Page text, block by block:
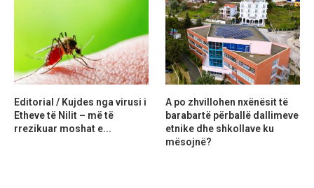
Editorial / Kujdes nga virusi i
Etheve të Nilit – më të
rrezikuar moshat e...
A po zhvillohen nxënësit të
barabartë përballë dallimeve
etnike dhe shkollave ku
mësojnë?